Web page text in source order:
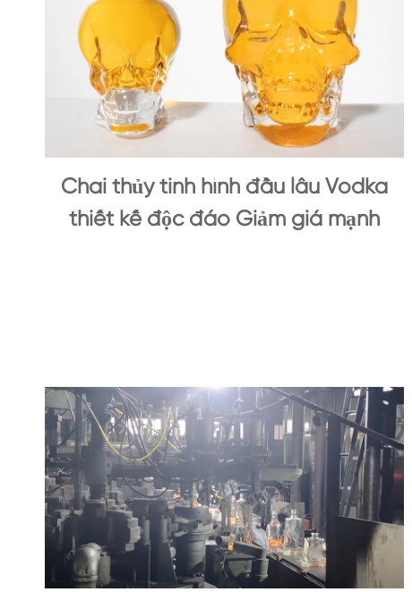
Chai thủy tinh hình đầu lâu Vodka
thiết kế độc đáo Giảm giá mạnh